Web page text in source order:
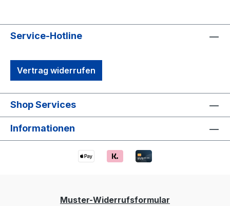
Service-Hotline
Vertrag widerrufen
Shop Services
Informationen
Muster-Widerrufsformular